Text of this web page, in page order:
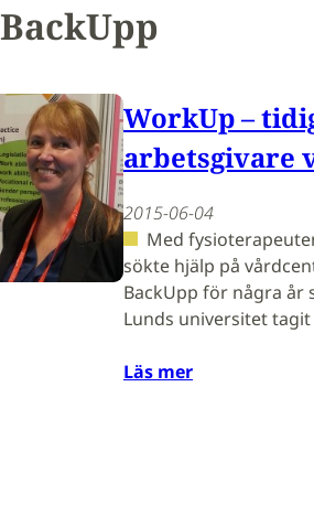
BackUpp
WorkUp –
arbetsgivare
2015-06-04
Med
sökte hjälp på
BackUpp för några år
Lunds universitet
Läs mer